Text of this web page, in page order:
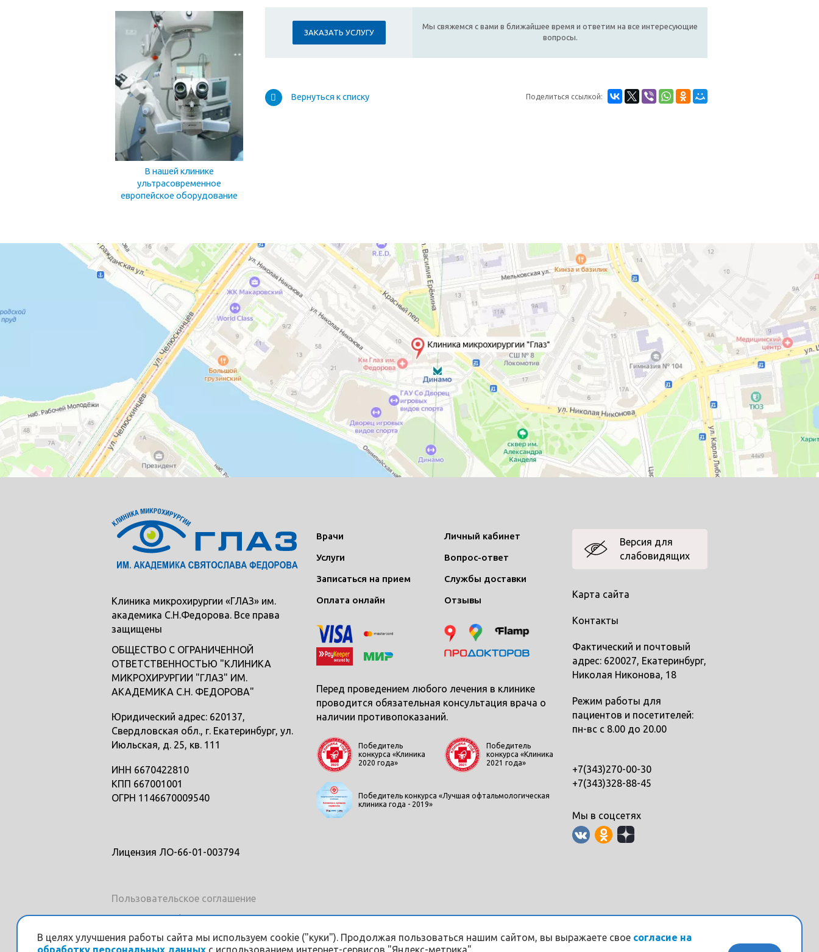
В целях улучшения работы сайта мы используем cookie ("куки"). Продолжая пользоваться нашим сайтом, вы выражаете свое согласие на
обработку персональных данных с использованием интернет-сервисов "Яндекс-метрика".
В нашей клинике
ультрасовременное
европейское оборудование
ЗАКАЗАТЬ УСЛУГУ
Мы свяжемся с вами в ближайшее время и ответим на все интересующие
вопросы.
Поделиться ссылкой:
Вернуться к списку
Клиника микрохирургии «ГЛАЗ» им.
академика С.Н.Федорова. Все права
защищены
ОБЩЕСТВО С ОГРАНИЧЕННОЙ
ОТВЕТСТВЕННОСТЬЮ "КЛИНИКА
МИКРОХИРУРГИИ "ГЛАЗ" ИМ.
АКАДЕМИКА С.Н. ФЕДОРОВА"
Юридический адрес: 620137,
Свердловская обл., г. Екатеринбург, ул.
Июльская, д. 25, кв. 111
ИНН 6670422810
КПП 667001001
ОГРН 1146670009540
Лицензия ЛО-66-01-003794
Пользовательское соглашение
Политика конфиденциальности и
обработки персональных данных
Врачи
Услуги
Записаться на прием
Оплата онлайн
Личный кабинет
Вопрос-ответ
Службы доставки
Отзывы
Перед проведением любого лечения в клинике
проводится обязательная консультация врача о
наличии противопоказаний.
Победитель
конкурса «Клиника
2020 года»
Победитель
конкурса «Клиника
2021 года»
Победитель конкурса «Лучшая офтальмологическая
клиника года - 2019»
Версия для
слабовидящих
Карта сайта
Контакты
Фактический и почтовый
адрес: 620027, Екатеринбург,
Николая Никонова, 18
Режим работы для
пациентов и посетителей:
пн-вс с 8.00 до 20.00
+7(343)270-00-30
+7(343)328-88-45
Мы в соцсетях